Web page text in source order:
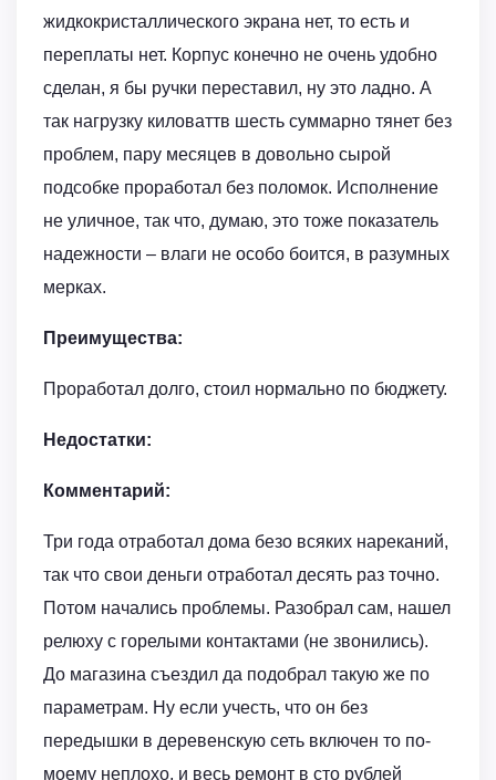
жидкокристаллического экрана нет, то есть и
переплаты нет. Корпус конечно не очень удобно
сделан, я бы ручки переставил, ну это ладно. А
так нагрузку киловаттв шесть суммарно тянет без
проблем, пару месяцев в довольно сырой
подсобке проработал без поломок. Исполнение
не уличное, так что, думаю, это тоже показатель
надежности – влаги не особо боится, в разумных
мерках.
Преимущества:
Проработал долго, стоил нормально по бюджету.
Недостатки:
Комментарий:
Три года отработал дома безо всяких нареканий,
так что свои деньги отработал десять раз точно.
Потом начались проблемы. Разобрал сам, нашел
релюху с горелыми контактами (не звонились).
До магазина съездил да подобрал такую же по
параметрам. Ну если учесть, что он без
передышки в деревенскую сеть включен то по-
моему неплохо, и весь ремонт в сто рублей